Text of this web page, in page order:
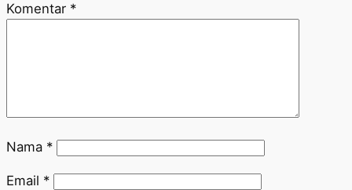
Komentar *
Nama *
Email *